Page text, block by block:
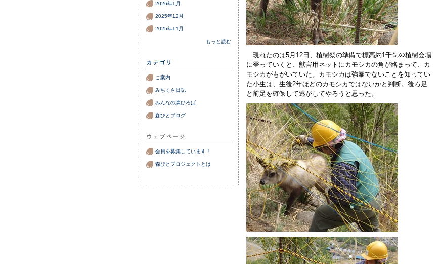
2026年1月
2025年12月
2025年11月
もっと読む
カテゴリ
ご案内
みちくさ日記
みんなの森ひろば
森びとブログ
ウェブページ
会員を募集しています！
森びとプロジェクトとは
現れたのは5月12日、植樹祭の準備で標高約1千㍍の植樹会場
に登っていくと、獣害用ネットにカモシカの角が絡まって、カ
モシカがもがいていた。カモシカは強暴でないことを知ってい
た小生は、生後2年ほどのカモシカではないかと判断。後ろ足
と前足を確保して逃がしてやろうと思った。